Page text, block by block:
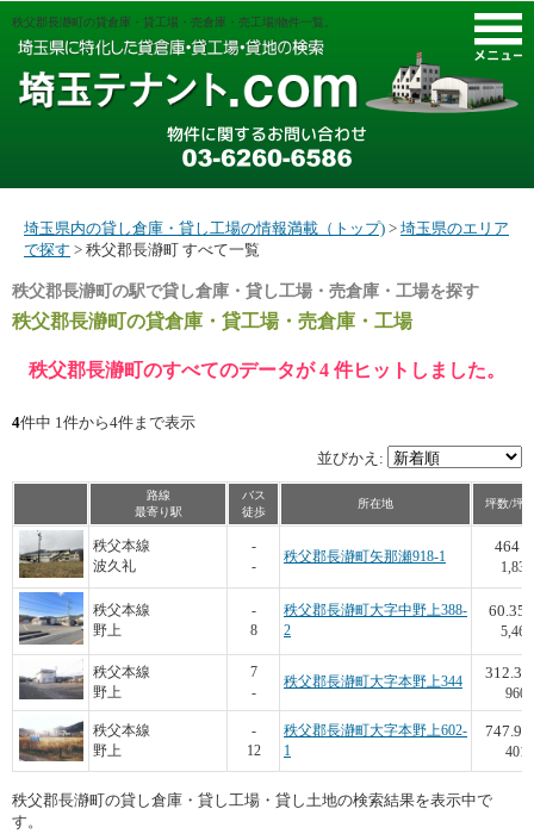
秩父郡長瀞町の貸倉庫・貸工場・売倉庫・売工場|物件一覧。
埼玉県内の貸し倉庫・貸し工場の情報満載（トップ) > 埼玉県のエリア
で探す > 秩父郡長瀞町 すべて一覧
秩父郡長瀞町の駅で貸し倉庫・貸し工場・売倉庫・工場を探す
秩父郡長瀞町の貸倉庫・貸工場・売倉庫・工場
秩父郡長瀞町のすべてのデータが 4 件ヒットしました。
4件中 1件から4件まで表示
並びかえ:
路線
最寄り駅
バス
徒歩
所在地 坪数/坪
秩父本線
波久礼
-
-
秩父郡長瀞町矢那瀬918-1
464
1,832
秩父本線
野上
-
8
秩父郡長瀞町大字中野上388-
2
60.35
5,468
秩父本線
野上
7
-
秩父郡長瀞町大字本野上344
312.37
960
秩父本線
野上
-
12
秩父郡長瀞町大字本野上602-
1
747.98
401
秩父郡長瀞町の貸し倉庫・貸し工場・貸し土地の検索結果を表示中で
す。